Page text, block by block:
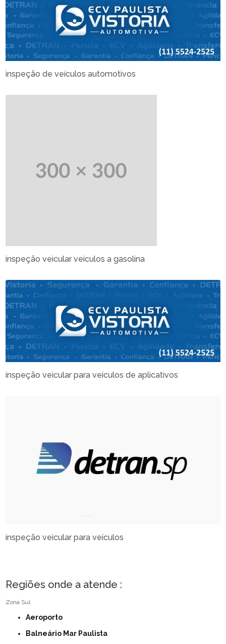
inspeção de veículos automotivos
inspeção veicular veículos a gasolina
inspeção veicular para veículos de aplicativos
inspeção veicular para veículos
Regiões onde a atende :
Zona Sul
Aeroporto
Balneário Mar Paulista